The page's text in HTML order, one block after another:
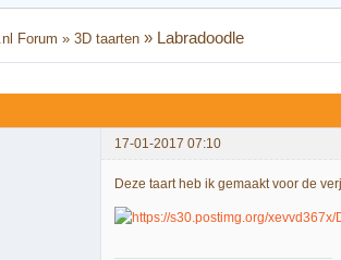
Forum »3D taarten » Labradoodle
17-01-2017 07:10
Deze taart heb ik gemaakt voor de